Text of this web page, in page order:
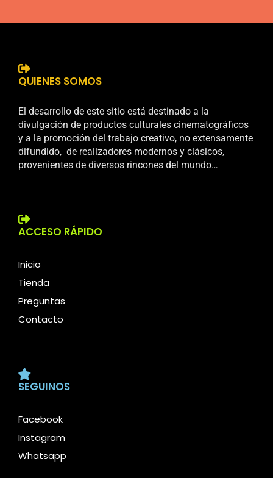
QUIENES SOMOS
El desarrollo de este sitio está destinado a la
divulgación de productos culturales cinematográficos
y a la promoción del trabajo creativo, no extensamente
difundido, de realizadores modernos y clásicos,
provenientes de diversos rincones del mundo…
ACCESO RÁPIDO
Inicio
Tienda
Preguntas
Contacto
SEGUINOS
Facebook
Instagram
Whatsapp